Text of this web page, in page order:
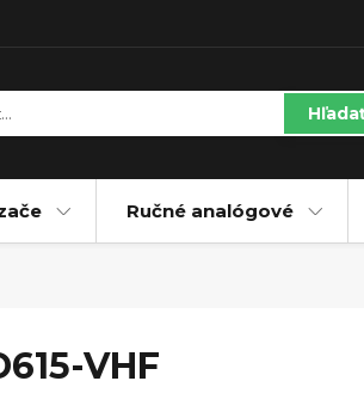
Ručné analógové
VHF